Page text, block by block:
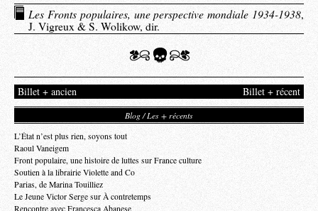
Les Fronts populaires, une perspective mondiale 1934-1938,
J. Vigreux & S. Wolikow, dir.
Billet + récent
Billet + ancien
Blog / Les + récents
L’État n’est plus rien, soyons tout
Raoul Vaneigem
Front populaire, une histoire de luttes sur France culture
Soutien à la librairie Violette and Co
Parias, de Marina Touilliez
Le Jeune Victor Serge sur À contretemps
Rencontre avec Francesca Abanese